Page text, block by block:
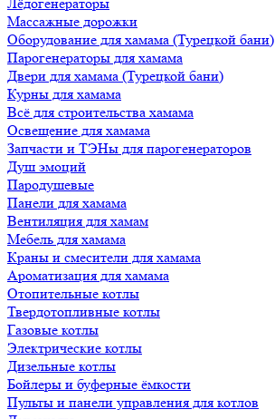
Массажные дорожки
Оборудование для хамама (Турецкой бани)
Парогенераторы для хамама
Двери для хамама (Турецкой бани)
Курны для хамама
Всё для строительства хамама
Освещение для хамама
Запчасти и ТЭНы для парогенераторов
Душ эмоций
Пародушевые
Панели для хамама
Вентиляция для хамам
Мебель для хамама
Краны и смесители для хамама
Ароматизация для хамама
Отопительные котлы
Твердотопливные котлы
Газовые котлы
Электрические котлы
Дизельные котлы
Бойлеры и буферные ёмкости
Пульты и панели управления для котлов